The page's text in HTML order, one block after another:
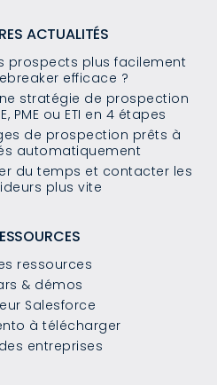
ACTUALITÉS
prospects plus facilement
efficace ?
stratégie de prospection
PME ou ETI en 4 étapes
de prospection prêts à
automatiquement
du temps et contacter les
plus vite
ressources
& démos
Salesforce
à télécharger
entreprises